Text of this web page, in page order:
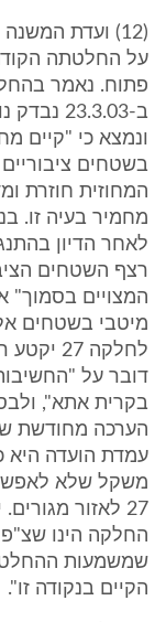
(12) ועדת
על החלטתה
פתוח. נאמר
ב-
ונמצא כי "קיים
בשטחים
מחמיר בעיה זו.
רצף השטחים
המצויים בסמוך"
מיטבי בשטחים
לחלקה
דובר על
בקרית אתא",
הערכה מחודשת
עמדת הועדה היא
משקל שלא
27 לאזור
החלקה הינו
שמשמעות
הקיים בנקודה זו".